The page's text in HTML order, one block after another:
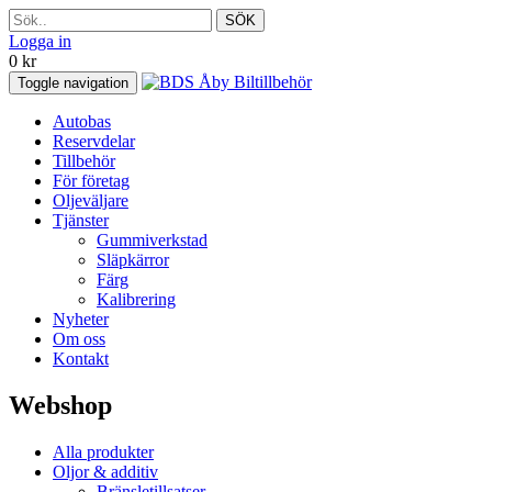
SÖK
Logga in
0 kr
Toggle navigation
Autobas
Reservdelar
Tillbehör
För företag
Oljeväljare
Tjänster
Gummiverkstad
Släpkärror
Färg
Kalibrering
Nyheter
Om oss
Kontakt
Webshop
Alla produkter
Oljor & additiv